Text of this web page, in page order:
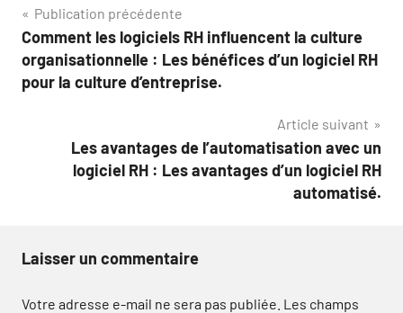
Navigation
de
l’article
Publication précédente
Comment les logiciels RH influencent la culture
organisationnelle : Les bénéfices d’un logiciel RH
pour la culture d’entreprise.
Article suivant
Les avantages de l’automatisation avec un
logiciel RH : Les avantages d’un logiciel RH
automatisé.
Laisser un commentaire
Votre adresse e-mail ne sera pas publiée. Les champs